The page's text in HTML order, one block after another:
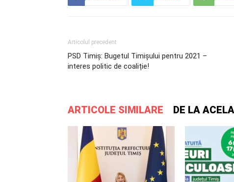
Articolul precedent
PSD Timiș: Bugetul Timișului pentru 2021 –
interes politic de coaliție!
ARTICOLE SIMILARE DE LA